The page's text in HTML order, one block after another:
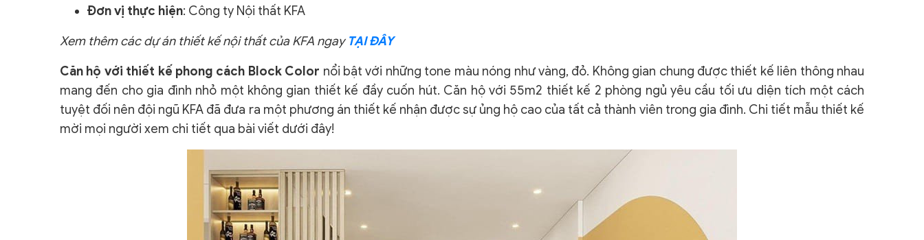
Đơn vị thực hiện: Công ty Nội thất KFA
Xem thêm các dự án thiết kế nội thất của KFA ngay TẠI ĐÂY
Căn hộ với thiết kế phong cách Block Color nổi bật với những tone màu nóng như vàng, đỏ. Không gian chung được thiết kế liên thông nhau
mang đến cho gia đình nhỏ một không gian thiết kế đầy cuốn hút. Căn hộ với 55m2 thiết kế 2 phòng ngủ yêu cầu tối ưu diện tích một cách
tuyệt đối nên đội ngũ KFA đã đưa ra một phương án thiết kế nhận được sự ủng hộ cao của tất cả thành viên trong gia đình. Chi tiết mẫu thiết kế
mời mọi người xem chi tiết qua bài viết dưới đây!